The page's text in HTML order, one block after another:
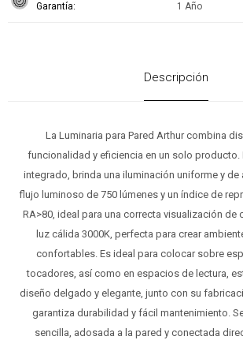
Garantía 1 Año
Descripción
La Luminaria para Pared Arthur combina
funcionalidad y eficiencia en un solo producto.
integrado, brinda una iluminación uniforme y de
flujo luminoso de 750 lúmenes y un índice de
RA>80, ideal para una correcta visualización de
luz cálida 3000K, perfecta para crear
confortables. Es ideal para colocar sobre
tocadores, así como en espacios de lectura,
diseño delgado y elegante, junto con su
garantiza durabilidad y fácil mantenimiento.
sencilla, adosada a la pared y conectada